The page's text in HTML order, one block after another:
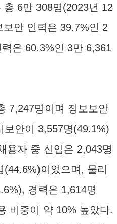
6만 308명(2023년 12
안 인력은 39.7%인 2
은 60.3%인 3만 6,361
7,247명이며 정보보안
보안이 3,557명(49.1%)
용자 중 신입은 2,043명
이었으며, 물리
경력은 1,614명
비중이 약 10% 높았다.